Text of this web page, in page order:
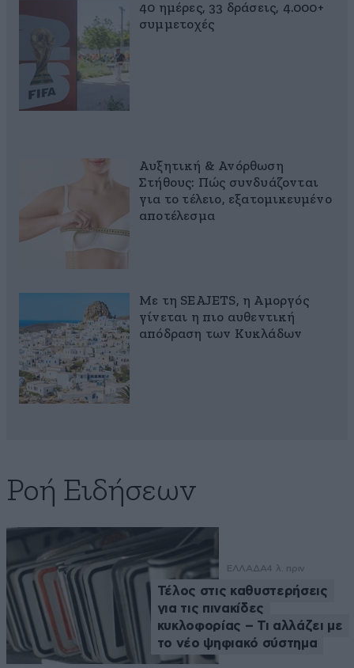
40 ημέρες, 33 δράσεις, 4.000+
συμμετοχές
Αυξητική & Ανόρθωση
Στήθους: Πώς συνδυάζονται
για το τέλειο, εξατομικευμένο
αποτέλεσμα
Με τη SEAJETS, η Αμοργός
γίνεται η πιο αυθεντική
απόδραση των Κυκλάδων
Ροή Ειδήσεων
ΕΛΛΑΔΑ4 λ. πριν
Τέλος στις καθυστερήσεις
για τις πινακίδες
κυκλοφορίας – Τι αλλάζει με
το νέο ψηφιακό σύστημα